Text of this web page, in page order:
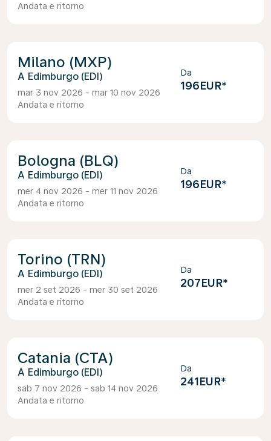
Andata e ritorno
Milano (MXP)
Edimburgo (EDI)
mar 3 nov 2026 - mar 10 nov 2026
Andata e ritorno
Da
196EUR*
Bologna (BLQ)
Edimburgo (EDI)
mer 4 nov 2026 - mer 11 nov 2026
Andata e ritorno
Da
196EUR*
Torino (TRN)
Edimburgo (EDI)
mer 2 set 2026 - mer 30 set 2026
Andata e ritorno
Da
207EUR*
Catania (CTA)
Edimburgo (EDI)
sab 7 nov 2026 - sab 14 nov 2026
Andata e ritorno
Da
241EUR*